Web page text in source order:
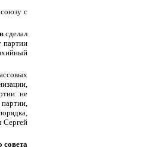
с
сделал
партии
не
Сергей
совета